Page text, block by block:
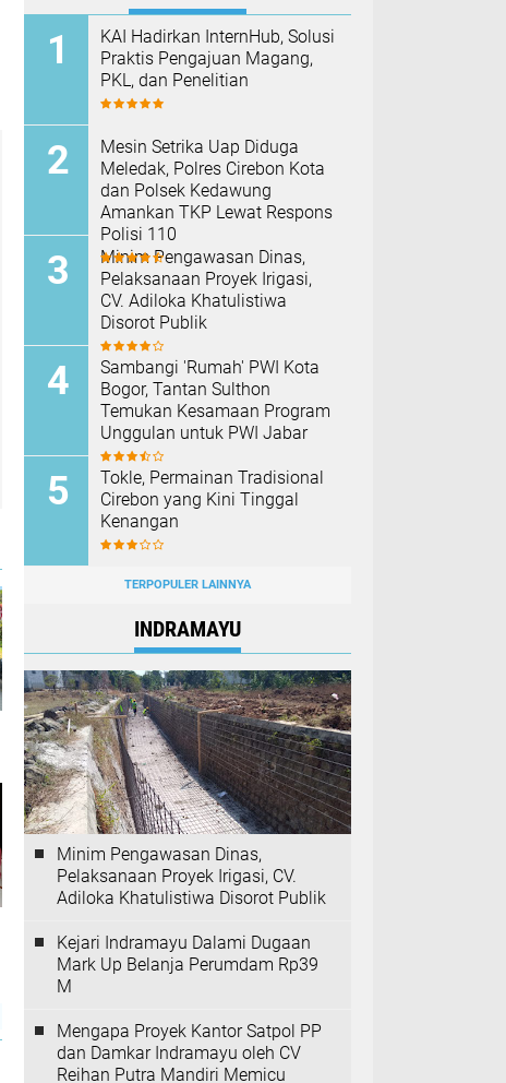
KAI Hadirkan InternHub, Solusi
Praktis Pengajuan Magang,
PKL, dan Penelitian
Mesin Setrika Uap Diduga
Meledak, Polres Cirebon Kota
dan Polsek Kedawung
Amankan TKP Lewat Respons
Polisi 110
Minim Pengawasan Dinas,
Pelaksanaan Proyek Irigasi,
CV. Adiloka Khatulistiwa
Disorot Publik
Sambangi 'Rumah' PWI Kota
Bogor, Tantan Sulthon
Temukan Kesamaan Program
Unggulan untuk PWI Jabar
Tokle, Permainan Tradisional
Cirebon yang Kini Tinggal
Kenangan
TERPOPULER LAINNYA
INDRAMAYU
Minim Pengawasan Dinas,
Pelaksanaan Proyek Irigasi, CV.
Adiloka Khatulistiwa Disorot Publik
Kejari Indramayu Dalami Dugaan
Mark Up Belanja Perumdam Rp39
M
Mengapa Proyek Kantor Satpol PP
dan Damkar Indramayu oleh CV
Reihan Putra Mandiri Memicu